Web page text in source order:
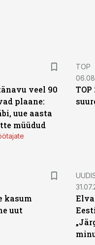
veel 90
plaane:
uue aasta
müüdud
TOP
kasum
uut